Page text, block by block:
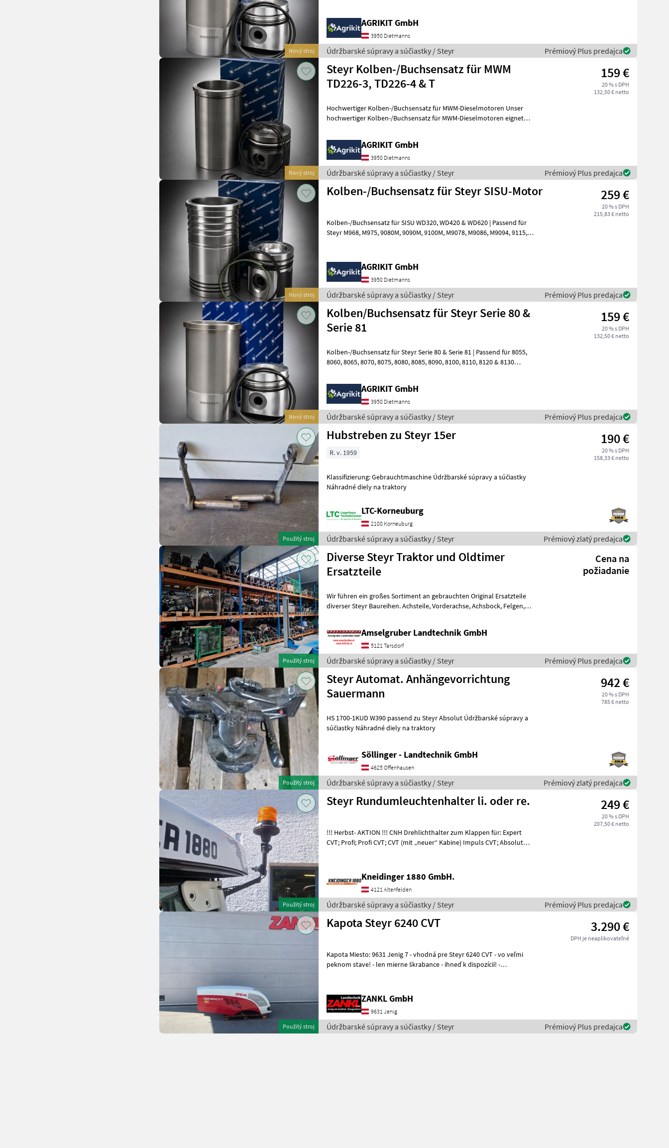
Nový stroj
AGRIKIT GmbH
3950 Dietmanns
Údržbarské súpravy a súčiastky / Steyr Prémiový Plus predajca
Nový stroj
Steyr Kolben-/Buchsensatz für MWM
TD226-3, TD226-4 & T
159 €
20 % s DPH
132,50 € netto
Hochwertiger Kolben-/Buchsensatz für MWM-Dieselmotoren Unser
hochwertiger Kolben-/Buchsensatz für MWM-Dieselmotoren eignet
AGRIKIT GmbH
3950 Dietmanns
Údržbarské súpravy a súčiastky / Steyr Prémiový Plus predajca
Nový stroj
Kolben-/Buchsensatz für Steyr SISU-Motor 259 €
20 % s DPH
215,83 € netto
Kolben-/Buchsensatz für SISU WD320, WD420 & WD620 | Passend für
Steyr M968, M975, 9080M, 9090M, 9100M, M9078, M9086, M9094, 9115,
AGRIKIT GmbH
3950 Dietmanns
Údržbarské súpravy a súčiastky / Steyr Prémiový Plus predajca
Nový stroj
Kolben/Buchsensatz für Steyr Serie 80 &
Serie 81
159 €
20 % s DPH
132,50 € netto
Kolben-/Buchsensatz für Steyr Serie 80 & Serie 81 | Passend für 8055,
8060, 8065, 8070, 8075, 8080, 8085, 8090, 8100, 8110, 8120 & 8130
AGRIKIT GmbH
3950 Dietmanns
Údržbarské súpravy a súčiastky / Steyr Prémiový Plus predajca
Použitý stroj
Hubstreben zu Steyr 15er 190 €
20 % s DPH
158,33 € netto
R. v. 1959
Klassifizierung: Gebrauchtmaschine Údržbarské súpravy a súčiastky
Náhradné diely na traktory
LTC-Korneuburg
2100 Korneuburg
Údržbarské súpravy a súčiastky / Steyr Prémiový zlatý predajca
Použitý stroj
Diverse Steyr Traktor und Oldtimer
Ersatzteile
Cena na
požiadanie
Wir führen ein großes Sortiment an gebrauchten Original Ersatzteile
diverser Steyr Baureihen. Achsteile, Vorderachse, Achsbock, Felgen,
Amselgruber Landtechnik GmbH
5121 Tarsdorf
Údržbarské súpravy a súčiastky / Steyr Prémiový Plus predajca
Použitý stroj
Steyr Automat. Anhängevorrichtung
Sauermann
942 €
20 % s DPH
785 € netto
HS 1700-1KUD W390 passend zu Steyr Absolut Údržbarské súpravy a
súčiastky Náhradné diely na traktory
Söllinger - Landtechnik GmbH
4625 Offenhausen
Údržbarské súpravy a súčiastky / Steyr Prémiový zlatý predajca
Použitý stroj
Steyr Rundumleuchtenhalter li. oder re. 249 €
20 % s DPH
207,50 € netto
!!! Herbst- AKTION !!! CNH Drehlichthalter zum Klappen für: Expert
CVT; Profi; Profi CVT; CVT (mit „neuer“ Kabine) Impuls CVT; Absolut
Kneidinger 1880 GmbH.
4121 Altenfelden
Údržbarské súpravy a súčiastky / Steyr Prémiový Plus predajca
Použitý stroj
Kapota Steyr 6240 CVT 3.290 €
DPH je neaplikovateľné
Kapota Miesto: 9631 Jenig 7 - vhodná pre Steyr 6240 CVT - vo veľmi
peknom stave! - len mierne škrabance - ihneď k dispozícii! -
ZANKL GmbH
9631 Jenig
Údržbarské súpravy a súčiastky / Steyr Prémiový Plus predajca